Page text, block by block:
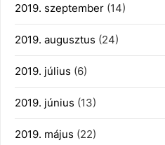
2019. szeptember (14)
2019. augusztus (24)
2019. július (6)
2019. június (13)
2019. május (22)